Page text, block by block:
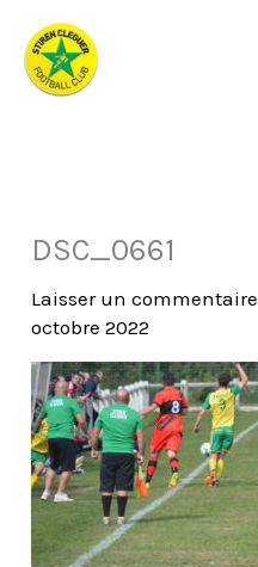
contenu
DSC_0661
Laisser un commentaire
octobre 2022